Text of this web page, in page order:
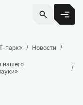
парк»
Новости
нашего